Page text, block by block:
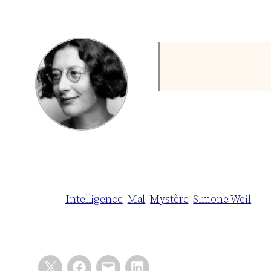
Intelligence Mal Mystère Simone Weil